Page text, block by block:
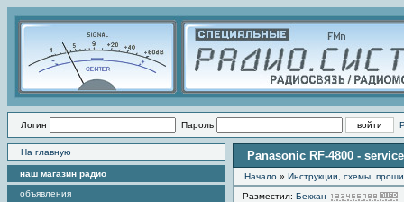
Логин Пароль
На главную
наш магазин радио
объявления
Panasonic RF-4800 -
Начало » Инструкции, схемы,
Разместил: Бекхан